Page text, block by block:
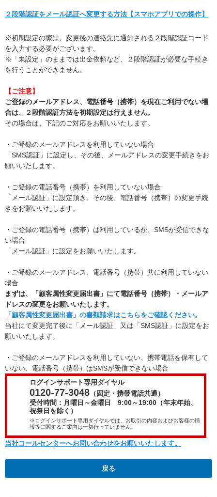
２段階認証をメール認証へ変更する方法【スマホアプリでの操作】
※初期設定の際は、変更後の連絡先に通知される２段階認証コード
を入力する必要がございます。
※「未設定」のままでは出金依頼など、２段階認証が必要な手続き
を行うことができません。
【ご注意】
ご登録のメールアドレス、電話番号（携帯）を現在ご利用でない場
合は、２段階認証方法を初期設定は行えません。
その場合は、下記のご対応をお願いいたします。
・ご登録のメールアドレスを利用していない場合
「SMS認証」に設定し、その後、メールアドレスの変更手続きをお
願いいたします。
・ご登録の電話番号（携帯）を利用していない場合
「メール認証」に設定頂き、その後、電話番号（携帯）の変更手続
きをお願いいたします。
・ご登録の電話番号（携帯）は利用しているが、SMSが受信できな
い場合
「メール認証」に設定をお願いいたします。
・ご登録のメールアドレス、電話番号（携帯）共に利用していない
場合
まずは、「顧客属性変更届出書」にて電話番号（携帯）・メールア
ドレスの変更をお願いいたします。
「顧客属性変更届出書」の書類請求はこちらをご確認ください。
当社にて変更完了後に「メール認証」又は「SMS認証」に設定をお
願いいたします。
・ご登録のメールアドレスを利用していない、携帯電話を保有して
いない、電話番号（携帯）はSMSが受信できない場合
ログインサポート専用ダイヤル
0120-77-3048（固定・携帯電話共通）
受付時間：月曜日～金曜日 9:00～19:00（年末年始、
祝祭日を除く）
※ログインサポート専用ダイヤルでは、お取引の内容およびお客様の情
報等に関するご案内は一切行っていません。
当社コールセンターへお問い合わせをお願いいたします。
戻る